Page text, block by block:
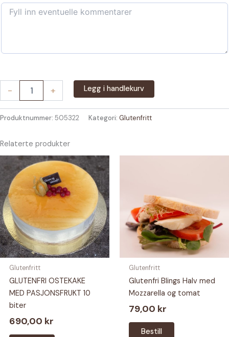
-
Skolebolle,
frys
+ Legg i handlekurv
Produktnummer: 505322 Kategori: Glutenfritt
Relaterte produkter
Glutenfritt
GLUTENFRI OSTEKAKE
MED PASJONSFRUKT 10
biter
690,00 kr
Glutenfritt
Glutenfri Blings Halv med
Mozzarella og tomat
79,00 kr
Bestill